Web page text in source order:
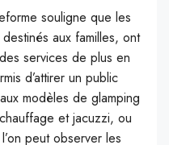
souligne que les
aux familles, ont
services de plus en
d’attirer un public
modèles de glamping
et jacuzzi, ou
peut observer les